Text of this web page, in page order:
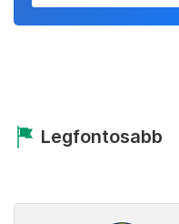
Legfontosabb